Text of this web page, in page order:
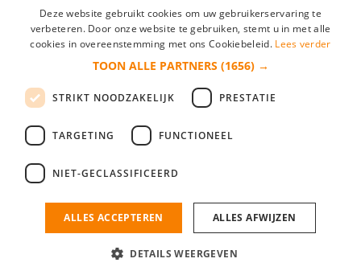
E-mail*
login gegevens onthouden
login
Bedrijf aanmelden
nieuwe collega/werknemer zo gevonden!
Deze website gebruikt cookies om uw gebruikerservaring te
verbeteren. Door onze website te gebruiken, stemt u in met alle
cookies in overeenstemming met ons Cookiebeleid. Lees verder
TOON ALLE PARTNERS (1656) →
STRIKT NOODZAKELIJK PRESTATIE
TARGETING FUNCTIONEEL
NIET-GECLASSIFICEERD
ALLES ACCEPTEREN ALLES AFWIJZEN
DETAILS WEERGEVEN